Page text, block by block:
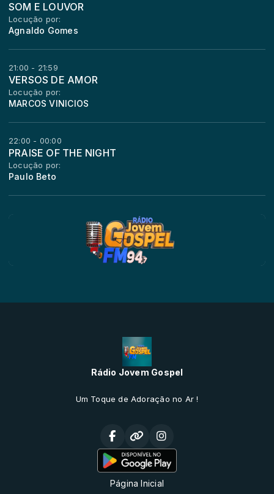
SOM E LOUVOR
Locução por:
Agnaldo Gomes
21:00 - 21:59
VERSOS DE AMOR
Locução por:
MARCOS VINICIOS
22:00 - 00:00
PRAISE OF THE NIGHT
Locução por:
Paulo Beto
Rádio Jovem Gospel
Um Toque de Adoração no Ar !
Página Inicial